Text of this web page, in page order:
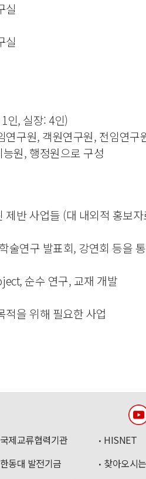
실
실
인, 실장: 4인)
연구원, 객원연구원, 전임연구
원, 행정원으로 구성
제반 사업들 (대 내외적 홍보
술연구 발표회, 강연회 등을
순수 연구, 교재 개발
적을 위해 필요한 사업
국제교류협력기관
HISNET
한동대 발전기금
찾아오시